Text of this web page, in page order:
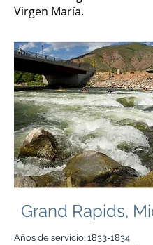
Virgen María.
Grand Rapids,
Años de servicio: 1833-1834